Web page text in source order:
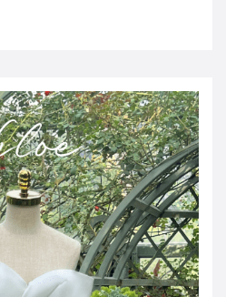
THB -฿
Thai Baht
QAR -QR
Qatari Rial
JOD -JD
Jordanian Dinar
KWD -KD
Kuwaiti Dinar
OMR -OMR
Omani Rial
EUR -€